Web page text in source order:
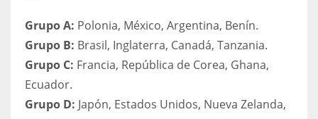
Grupo A: Polonia, México, Argentina, Benín.
Grupo B: Brasil, Inglaterra, Canadá, Tanzania.
Grupo C: Francia, República de Corea, Ghana,
Ecuador.
Grupo D: Japón, Estados Unidos, Nueva Zelanda,